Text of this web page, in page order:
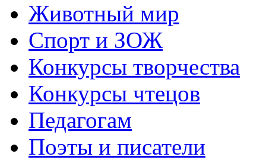
Животный мир
Спорт и ЗОЖ
Конкурсы творчества
Конкурсы чтецов
Педагогам
Поэты и писатели